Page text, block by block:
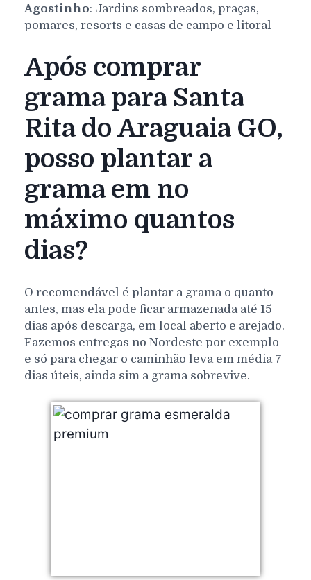
Agostinho: Jardins sombreados, praças,
pomares, resorts e casas de campo e litoral
Após comprar
grama para Santa
Rita do Araguaia GO,
posso plantar a
grama em no
máximo quantos
dias?
O recomendável é plantar a grama o quanto
antes, mas ela pode ficar armazenada até 15
dias após descarga, em local aberto e arejado.
Fazemos entregas no Nordeste por exemplo
e só para chegar o caminhão leva em média 7
dias úteis, ainda sim a grama sobrevive.